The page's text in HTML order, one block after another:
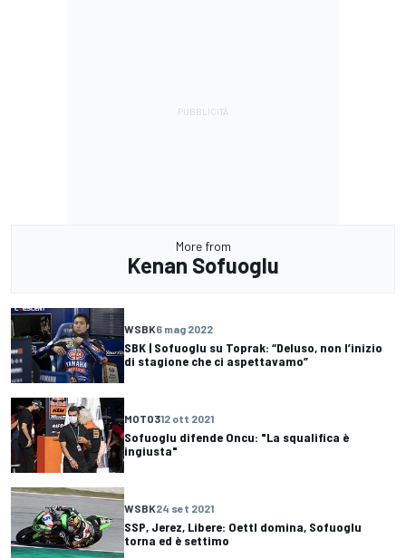
More from
Kenan Sofuoglu
WSBK6 mag 2022
SBK | Sofuoglu su Toprak: “Deluso, non l’inizio
di stagione che ci aspettavamo”
MOTO312 ott 2021
Sofuoglu difende Oncu: "La squalifica è
ingiusta"
WSBK24 set 2021
SSP, Jerez, Libere: Oettl domina, Sofuoglu
torna ed è settimo